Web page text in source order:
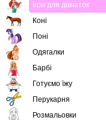
Ігри для дівчаток
Коні
Поні
Одягалки
Барбі
Готуємо їжу
Перукарня
Розмальовки